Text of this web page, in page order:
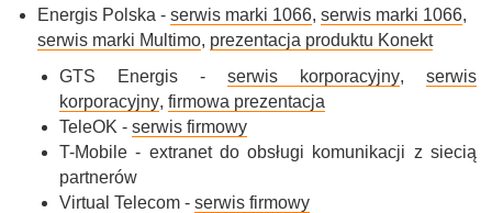
Energis Polska - serwis marki 1066, serwis marki 1066,
serwis marki Multimo, prezentacja produktu Konekt
GTS Energis - serwis korporacyjny, serwis
korporacyjny, firmowa prezentacja
TeleOK - serwis firmowy
T-Mobile - extranet do obsługi komunikacji z siecią
partnerów
Virtual Telecom - serwis firmowy